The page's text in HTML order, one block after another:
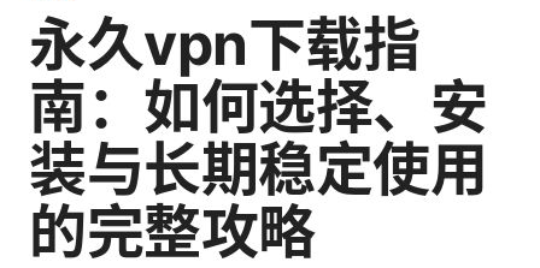
永久vpn下载指
南：如何选择、安
装与长期稳定使用
的完整攻略